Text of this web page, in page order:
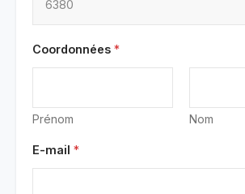
Coordonnées *
Prénom Nom
E-mail *